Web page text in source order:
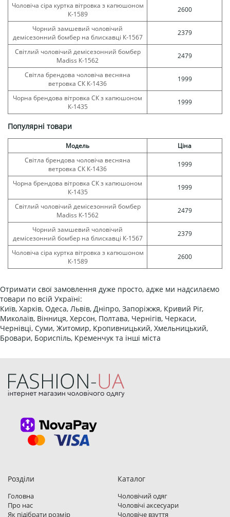
Чоловіча сіра куртка вітровка з капюшоном
К-1589
2600
Чорний замшевий чоловічий
демісезонний бомбер на блискавці К-1567
2379
Світлий чоловічий демісезонний бомбер
Madiss К-1562
2479
Світла брендова чоловіча весняна
ветровка СК К-1436
1999
Чорна брендова вітровка СК з капюшоном
К-1435
1999
Популярні товари
Модель
Ціна
Світла брендова чоловіча весняна
ветровка СК К-1436
1999
Чорна брендова вітровка СК з капюшоном
К-1435
1999
Світлий чоловічий демісезонний бомбер
Madiss К-1562
2479
Чорний замшевий чоловічий
демісезонний бомбер на блискавці К-1567
2379
Чоловіча сіра куртка вітровка з капюшоном
К-1589
2600
Отримати свої замовлення дуже просто, адже ми надсилаємо
товари по всій Україні:
Київ, Харків, Одеса, Львів, Дніпро, Запоріжжя, Кривий Ріг,
Миколаїв, Вінниця, Херсон, Полтава, Чернігів, Черкаси,
Чернівці, Суми, Житомир, Кропивницький, Хмельницький,
Бровари, Бориспіль, Кременчук та інші міста
Розділи
Головна
Про нас
Як підібрати розмір
Каталог
Чоловічий одяг
Чоловічі аксесуари
Чоловіче взуття